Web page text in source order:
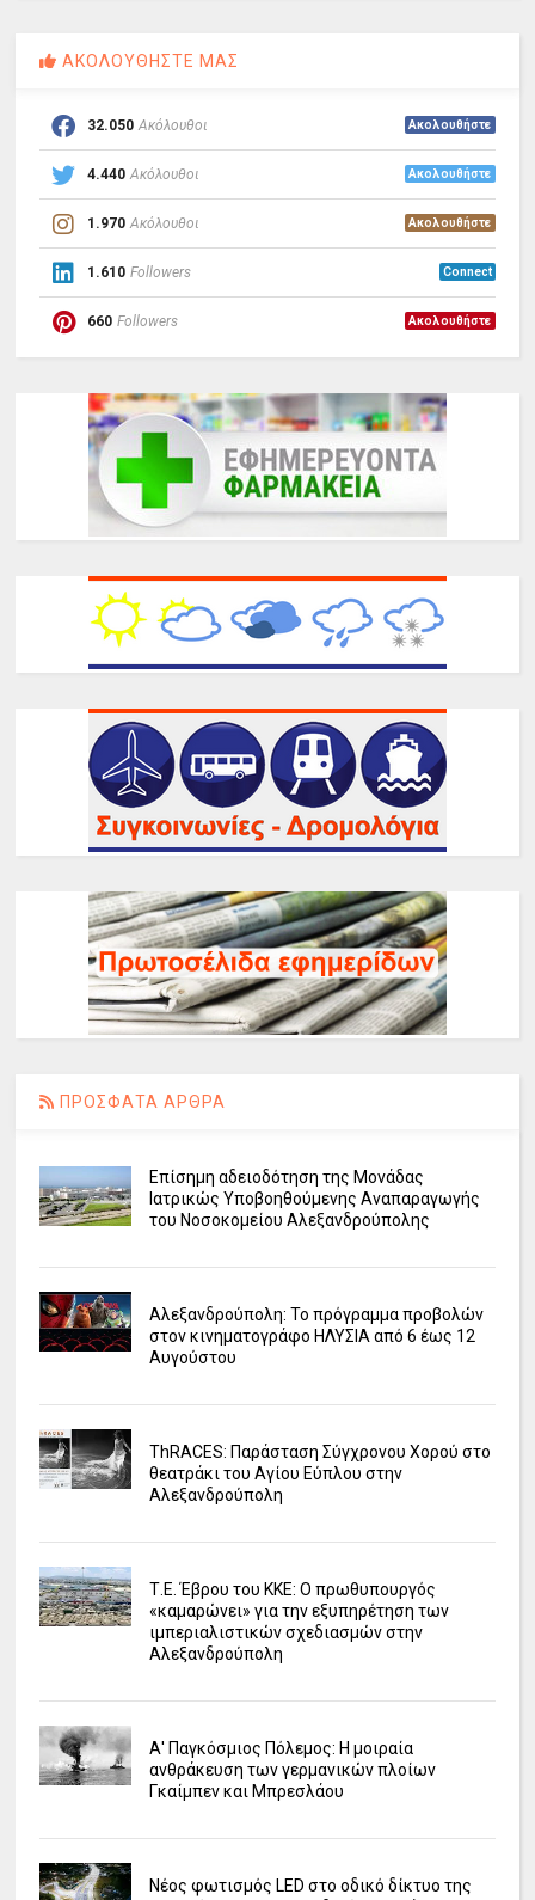
ΑΚΟΛΟΥΘΗΣΤΕ ΜΑΣ
32.050 Ακόλουθοι Ακολουθήστε
4.440 Ακόλουθοι Ακολουθήστε
1.970 Ακόλουθοι Ακολουθήστε
1.610 Followers Connect
660 Followers Ακολουθήστε
ΠΡΟΣΦΑΤΑ ΑΡΘΡΑ
Επίσημη αδειοδότηση της Μονάδας
Ιατρικώς Υποβοηθούμενης Αναπαραγωγής
του Νοσοκομείου Αλεξανδρούπολης
Αλεξανδρούπολη: Το πρόγραμμα προβολών
στον κινηματογράφο ΗΛΥΣΙΑ από 6 έως 12
Αυγούστου
ΤhRACES: Παράσταση Σύγχρονου Χορού στο
θεατράκι του Αγίου Εύπλου στην
Αλεξανδρούπολη
Τ.Ε. Έβρου του ΚΚΕ: Ο πρωθυπουργός
«καμαρώνει» για την εξυπηρέτηση των
ιμπεριαλιστικών σχεδιασμών στην
Αλεξανδρούπολη
Α' Παγκόσμιος Πόλεμος: Η μοιραία
ανθράκευση των γερμανικών πλοίων
Γκαίμπεν και Μπρεσλάου
Νέος φωτισμός LED στο οδικό δίκτυο της